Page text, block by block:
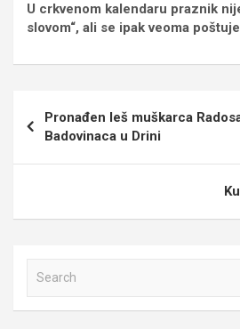
U crkvenom kalendaru praznik
slovom“, ali se ipak veoma
чланка
Pronađen leš muškarca
Badovinaca u Drini